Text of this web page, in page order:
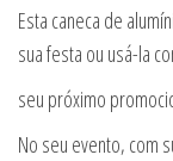
Esta caneca de
sua festa ou usá-la
seu próximo
No seu evento, com